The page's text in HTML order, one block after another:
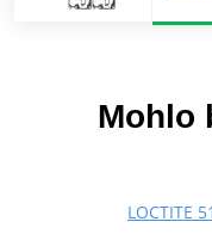
Mohlo
LOCTITE